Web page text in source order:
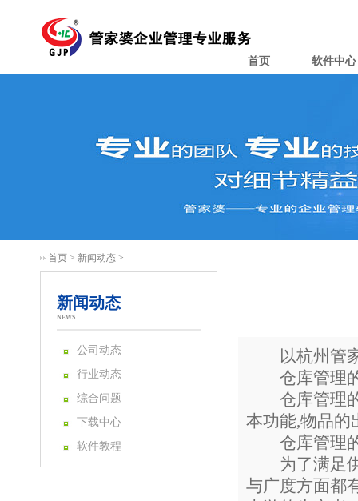
首页 软件中心
首页 > 新闻动态 >
新闻动态
NEWS
公司动态
行业动态
综合问题
下载中心
软件教程
以杭州管家
仓库管理的
仓库管理的
本功能,物品的
仓库管理
为了满足供
与广度方面都